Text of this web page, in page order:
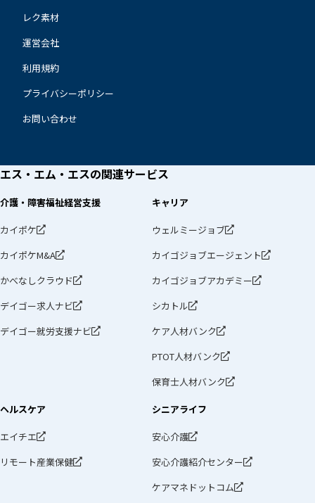
レク素材
運営会社
利用規約
プライバシーポリシー
お問い合わせ
エス・エム・エスの関連サービス
介護・障害福祉経営支援
カイポケ
カイポケM&A
かべなしクラウド
デイゴー求人ナビ
デイゴー就労支援ナビ
キャリア
ウェルミージョブ
カイゴジョブエージェント
カイゴジョブアカデミー
シカトル
ケア人材バンク
PTOT人材バンク
保育士人材バンク
ヘルスケア
エイチエ
リモート産業保健
シニアライフ
安心介護
安心介護紹介センター
ケアマネドットコム